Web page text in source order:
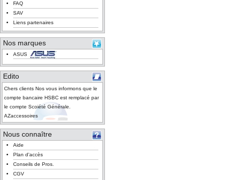
FAQ
SAV
Liens partenaires
Nos marques
ASUS
Edito
Chers clients Nos vous informons que le
compte bancaire HSBC est remplacé par
le compte Scoiété Générale.
AZaccessoires
Nous connaître
Aide
Plan d'accès
Conseils de Pros.
CGV